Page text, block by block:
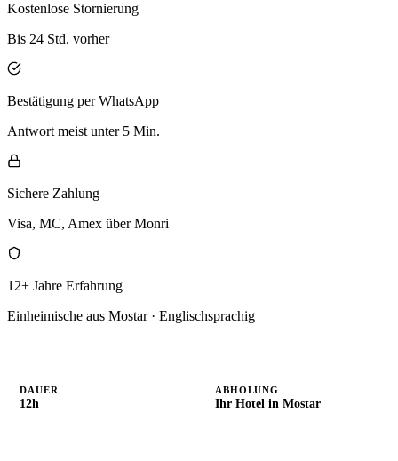
Kostenlose Stornierung
Bis 24 Std. vorher
Bestätigung per WhatsApp
Antwort meist unter 5 Min.
Sichere Zahlung
Visa, MC, Amex über Monri
12+ Jahre Erfahrung
Einheimische aus Mostar · Englischsprachig
DAUER
12h
ABHOLUNG
Ihr Hotel in Mostar